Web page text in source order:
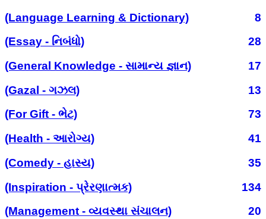
(Language Learning & Dictionary)
8
(Essay - નિબંધો)
28
(General Knowledge - સામાન્ય જ્ઞાન)
17
(Gazal - ગઝલ)
13
(For Gift - ભેટ)
73
(Health - આરોગ્ય)
41
(Comedy - હાસ્ય)
35
(Inspiration - પ્રેરણાત્મક)
134
(Management - વ્યવસ્થા સંચાલન)
20